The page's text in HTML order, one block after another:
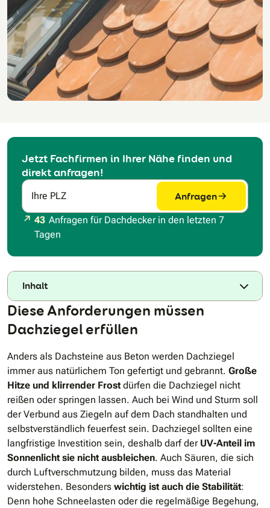
Jetzt Fachfirmen in Ihrer Nähe finden und
direkt anfragen!
Ihre PLZ Anfragen
43 Anfragen für Dachdecker in den letzten 7
Tagen
Inhalt
Diese Anforderungen müssen
Dachziegel erfüllen
Anders als Dachsteine aus Beton werden Dachziegel
immer aus natürlichem Ton gefertigt und gebrannt. Große
Hitze und klirrender Frost dürfen die Dachziegel nicht
reißen oder springen lassen. Auch bei Wind und Sturm soll
der Verbund aus Ziegeln auf dem Dach standhalten und
selbstverständlich feuerfest sein. Dachziegel sollten eine
langfristige Investition sein, deshalb darf der UV-Anteil im
Sonnenlicht sie nicht ausbleichen. Auch Säuren, die sich
durch Luftverschmutzung bilden, muss das Material
widerstehen. Besonders wichtig ist auch die Stabilität:
Denn hohe Schneelasten oder die regelmäßige Begehung,